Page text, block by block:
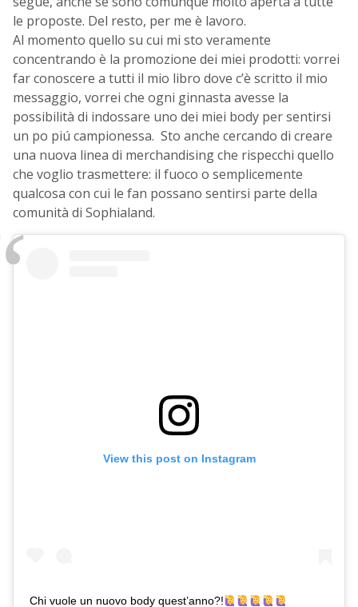
le proposte. Del resto, per me è lavoro.
Al momento quello su cui mi sto veramente
concentrando è la promozione dei miei prodotti: vorrei
far conoscere a tutti il mio libro dove c’è scritto il mio
messaggio, vorrei che ogni ginnasta avesse la
possibilità di indossare uno dei miei body per sentirsi
un po piú campionessa. Sto anche cercando di creare
una nuova linea di merchandising che rispecchi quello
che voglio trasmettere: il fuoco o semplicemente
qualcosa con cui le fan possano sentirsi parte della
comunità di Sophialand.
View this post on Instagram
Chi vuole un nuovo body quest’anno?!